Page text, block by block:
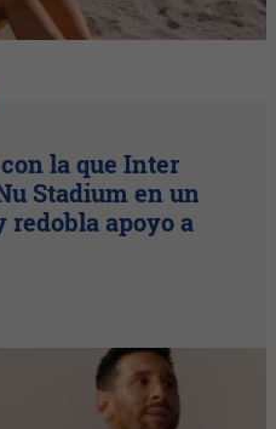
la que Inter
Stadium en un
redobla apoyo a